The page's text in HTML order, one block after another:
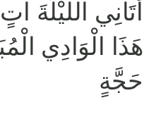
أَتَانِي
هَذَا الْوَادِي
حَجَّةٍ